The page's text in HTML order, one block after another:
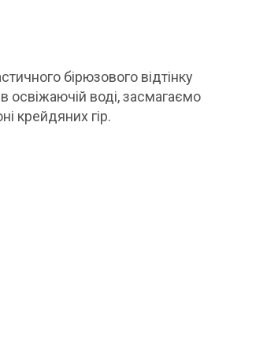
бірюзового відтінку
освіжаючій воді, засмагаємо
крейдяних гір.